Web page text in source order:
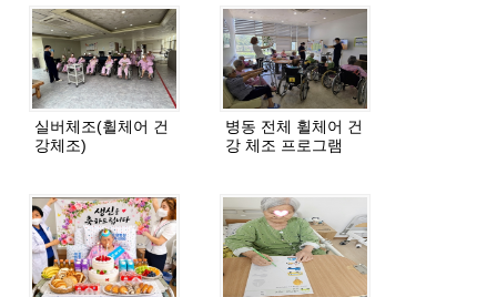
실버체조(휠체어 건
강체조)
병동 전체 휠체어 건
강 체조 프로그램